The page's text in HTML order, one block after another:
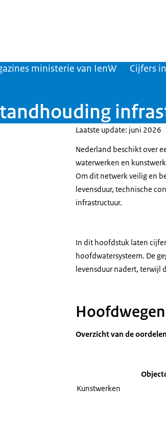
ministerie van IenW Cijfers
Laatste update: juni 2026
Nederland beschikt over
waterwerken en
Om dit netwerk veilig en
levensduur, technische
infrastructuur.
In dit hoofdstuk laten
hoofdwatersysteem. De
levensduur nadert, terwijl
Overzicht van de
Kunstwerken